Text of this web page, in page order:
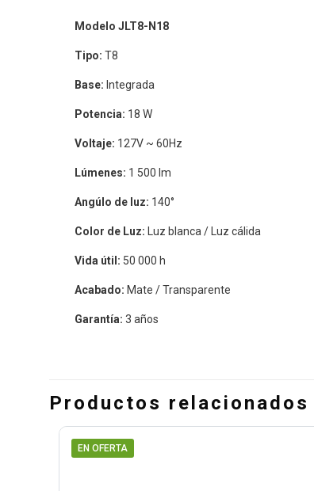
Modelo JLT8-N18
Tipo: T8
Base: Integrada
Potencia: 18 W
Voltaje: 127V ~ 60Hz
Lúmenes: 1 500 lm
Angúlo de luz: 140°
Color de Luz: Luz blanca / Luz cálida
Vida útil: 50 000 h
Acabado: Mate / Transparente
Garantía: 3 años
Productos relacionados
EN OFERTA